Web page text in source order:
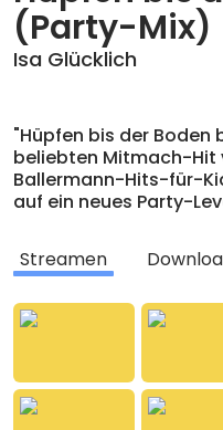
(Party-Mix)
Isa Glücklich
"Hüpfen bis der
beliebten Mitmach-Hit
Ballermann-Hits-für-
auf ein neues Party-
noch mehr Beat,
Energie wird gehüpft,
eingängige Countdown
garantiert dafür, dass
Streamen